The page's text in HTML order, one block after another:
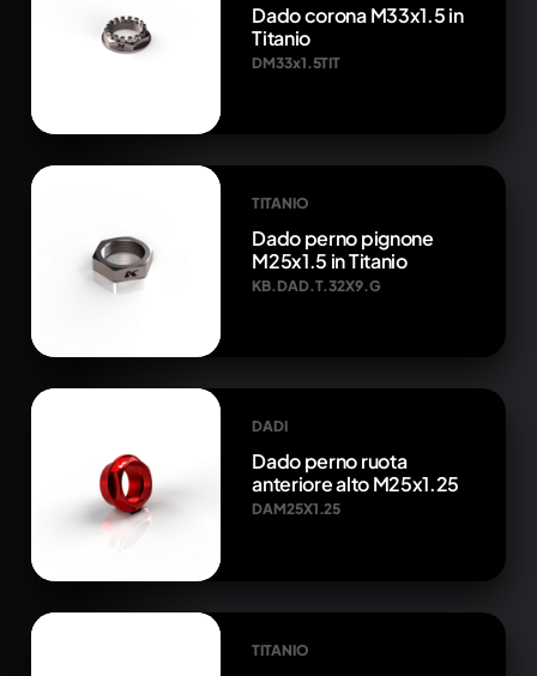
Dado corona M33x1.5 in
Titanio
DM33x1.5TIT
TITANIO
Dado perno pignone
M25x1.5 in Titanio
KB.DAD.T.32X9.G
DADI
Dado perno ruota
anteriore alto M25x1.25
DAM25X1.25
TITANIO